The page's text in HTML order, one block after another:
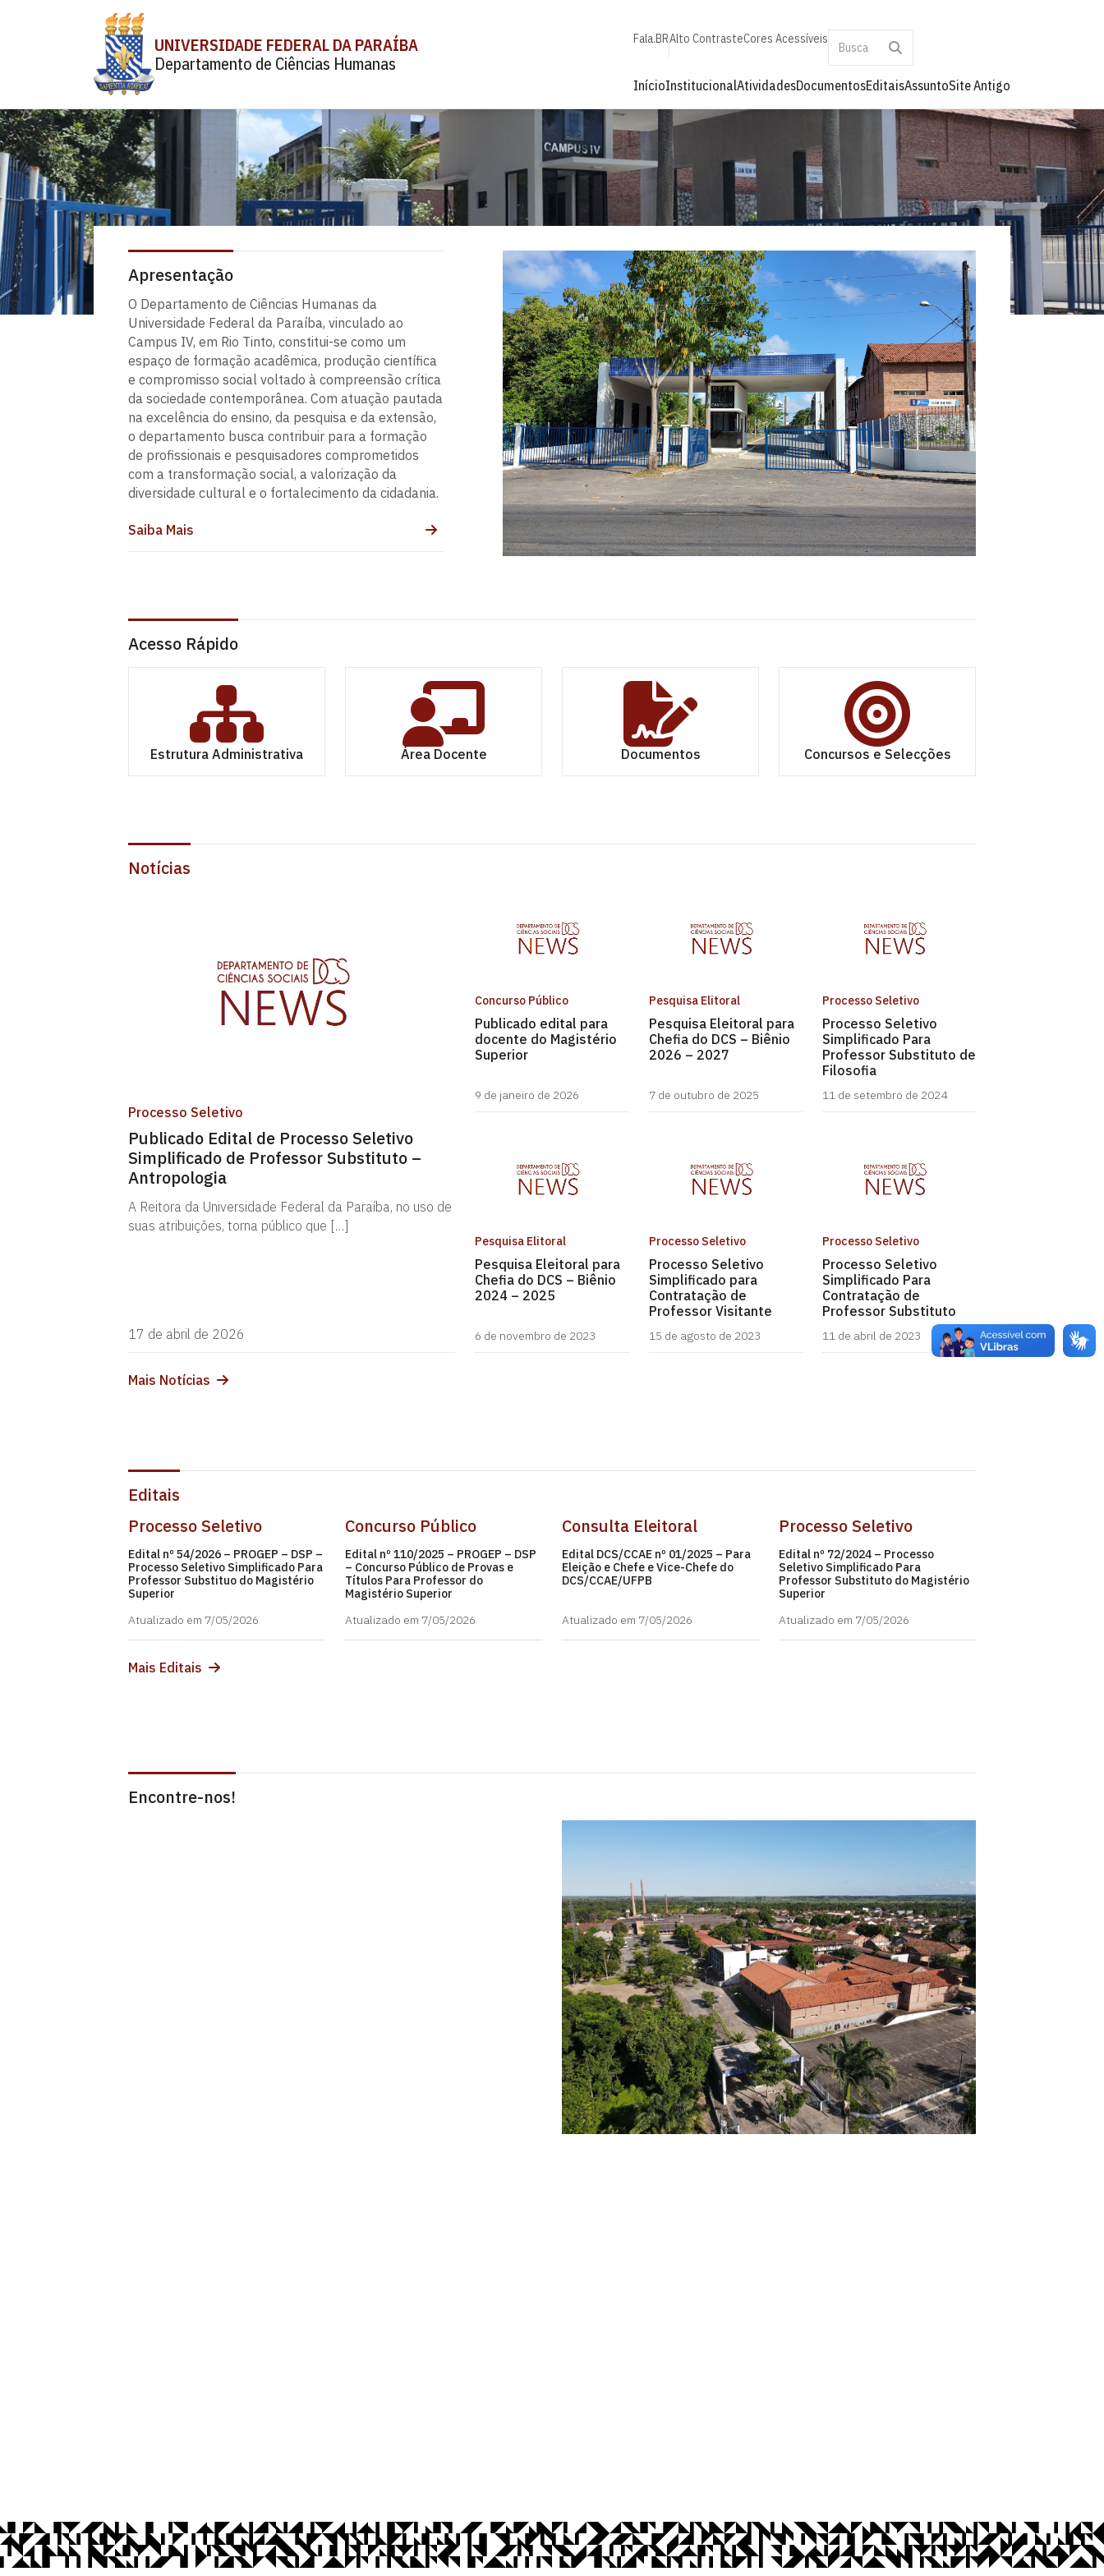
UNIVERSIDADE FEDERAL DA PARAÍBA
Departamento de Ciências Humanas
Fala.BRAlto ContrasteCores Acessíveis
InícioInstitucionalAtividadesDocumentosEditaisAssuntoSite Antigo
Apresentação
O Departamento de Ciências Humanas da
Universidade Federal da Paraíba, vinculado ao
Campus IV, em Rio Tinto, constitui-se como um
espaço de formação acadêmica, produção científica
e compromisso social voltado à compreensão crítica
da sociedade contemporânea. Com atuação pautada
na excelência do ensino, da pesquisa e da extensão,
o departamento busca contribuir para a formação
de profissionais e pesquisadores comprometidos
com a transformação social, a valorização da
diversidade cultural e o fortalecimento da cidadania.
Saiba Mais
Acesso Rápido
Estrutura Administrativa Área Docente Documentos Concursos e Selecções
Notícias
Processo Seletivo
Publicado Edital de Processo Seletivo
Simplificado de Professor Substituto –
Antropologia
A Reitora da Universidade Federal da Paraíba, no uso de
suas atribuições, torna público que […]
17 de abril de 2026
Concurso Público
Publicado edital para
docente do Magistério
Superior
9 de janeiro de 2026
Pesquisa Elitoral
Pesquisa Eleitoral para
Chefia do DCS – Biênio
2026 – 2027
7 de outubro de 2025
Processo Seletivo
Processo Seletivo
Simplificado Para
Professor Substituto de
Filosofia
11 de setembro de 2024
Pesquisa Elitoral
Pesquisa Eleitoral para
Chefia do DCS – Biênio
2024 – 2025
6 de novembro de 2023
Processo Seletivo
Processo Seletivo
Simplificado para
Contratação de
Professor Visitante
15 de agosto de 2023
Processo Seletivo
Processo Seletivo
Simplificado Para
Contratação de
Professor Substituto
11 de abril de 2023
Mais Notícias
Editais
Processo Seletivo
Edital nº 54/2026 – PROGEP – DSP –
Processo Seletivo Simplificado Para
Professor Substituo do Magistério
Superior
Atualizado em 7/05/2026
Concurso Público
Edital nº 110/2025 – PROGEP – DSP
– Concurso Público de Provas e
Títulos Para Professor do
Magistério Superior
Atualizado em 7/05/2026
Consulta Eleitoral
Edital DCS/CCAE nº 01/2025 – Para
Eleição e Chefe e Vice-Chefe do
DCS/CCAE/UFPB
Atualizado em 7/05/2026
Processo Seletivo
Edital nº 72/2024 – Processo
Seletivo Simplificado Para
Professor Substituto do Magistério
Superior
Atualizado em 7/05/2026
Mais Editais
Encontre-nos!